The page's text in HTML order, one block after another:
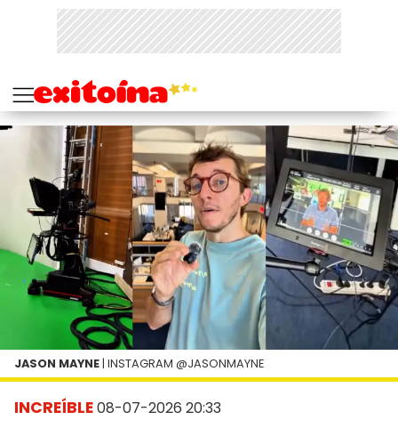
INCREÍBLE08-07-2026 20:33
JASON MAYNE | INSTAGRAM @JASONMAYNE